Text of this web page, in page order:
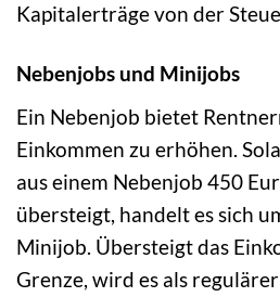
Kapitalerträge von der
Nebenjobs und Minijobs
Ein Nebenjob bietet
Einkommen zu erhöhen.
aus einem Nebenjob 450
übersteigt, handelt es sich
Minijob. Übersteigt das
Grenze, wird es als